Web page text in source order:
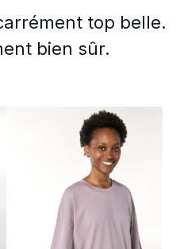
top belle.
bien sûr.